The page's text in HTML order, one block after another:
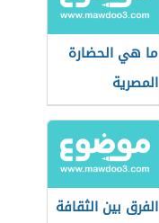
ما هي الحضارة
المصرية
الفرق بين الثقافة